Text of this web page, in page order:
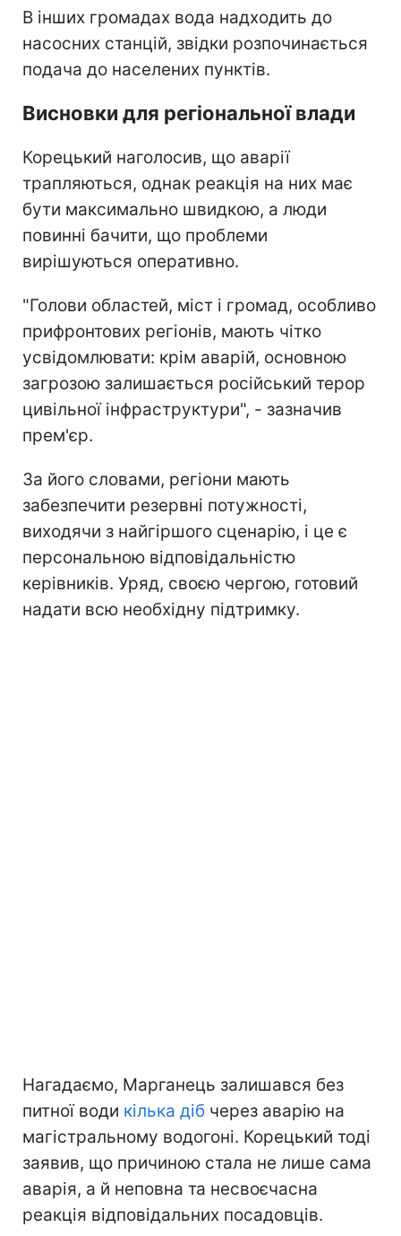
В інших громадах вода надходить до
насосних станцій, звідки розпочинається
подача до населених пунктів.
Висновки для регіональної влади
Корецький наголосив, що аварії
трапляються, однак реакція на них має
бути максимально швидкою, а люди
повинні бачити, що проблеми
вирішуються оперативно.
"Голови областей, міст і громад, особливо
прифронтових регіонів, мають чітко
усвідомлювати: крім аварій, основною
загрозою залишається російський терор
цивільної інфраструктури", - зазначив
прем'єр.
За його словами, регіони мають
забезпечити резервні потужності,
виходячи з найгіршого сценарію, і це є
персональною відповідальністю
керівників. Уряд, своєю чергою, готовий
надати всю необхідну підтримку.
Нагадаємо, Марганець залишався без
питної води кілька діб через аварію на
магістральному водогоні. Корецький тоді
заявив, що причиною стала не лише сама
аварія, а й неповна та несвоєчасна
реакція відповідальних посадовців.